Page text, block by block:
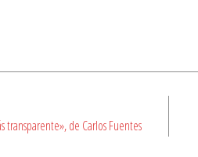
transparente», de Carlos Fuentes